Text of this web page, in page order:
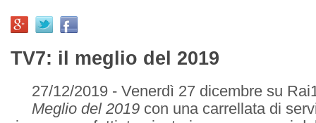
TV7: il meglio del 2019
27/12/2019 - Venerdì 27 dicembre su
Meglio del 2019 con una carrellata di